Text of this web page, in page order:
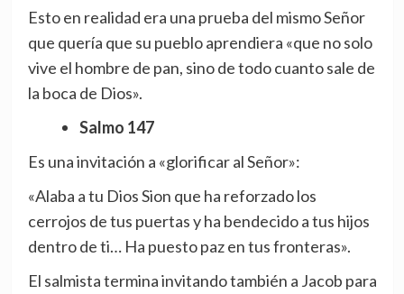
Esto en realidad era una prueba del mismo Señor
que quería que su pueblo aprendiera «que no solo
vive el hombre de pan, sino de todo cuanto sale de
la boca de Dios».
Salmo 147
Es una invitación a «glorificar al Señor»:
«Alaba a tu Dios Sion que ha reforzado los
cerrojos de tus puertas y ha bendecido a tus hijos
dentro de ti… Ha puesto paz en tus fronteras».
El salmista termina invitando también a Jacob para